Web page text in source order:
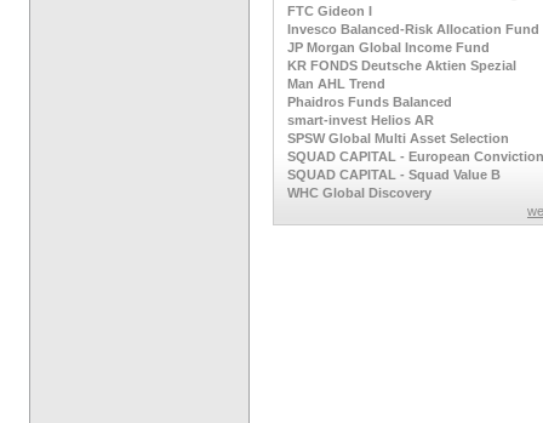
FTC Gideon I
Invesco Balanced-Risk Allocation Fund
JP Morgan Global Income Fund
KR FONDS Deutsche Aktien Spezial
Man AHL Trend
Phaidros Funds Balanced
smart-invest Helios AR
SPSW Global Multi Asset Selection
SQUAD CAPITAL - European
SQUAD CAPITAL - Squad Value B
WHC Global Discovery